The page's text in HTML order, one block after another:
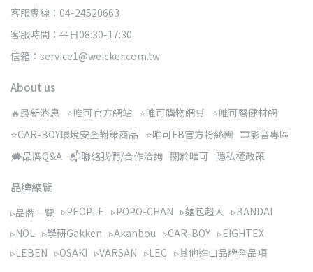
客服專線：04-24520663
客服時間：平日08:30-17:30
信箱：service1@weicker.com.tw
About us
🔥最新消息 ⭐唯可官方網站 ⭐唯可購物網🛒 ⭐唯可醫健材網
⭐CAR-BOY環境安全對策商品 ⭐唯可FB官方粉絲團 🎞️影音專區
🗯️品牌Q&A 📬聯絡我們/合作洽詢 關於唯可 隱私權政策
品牌總覽
▹品牌一覽 ▹PEOPLE ▹POPO-CHAN ▹麵包超人 ▹BANDAI
▹NOL ▹學研Gakken ▹Akanbou ▹CAR-BOY ▹EIGHTEX
▹LEBEN ▹OSAKI ▹VARSAN ▹LEC ▹其他進口品牌全品項